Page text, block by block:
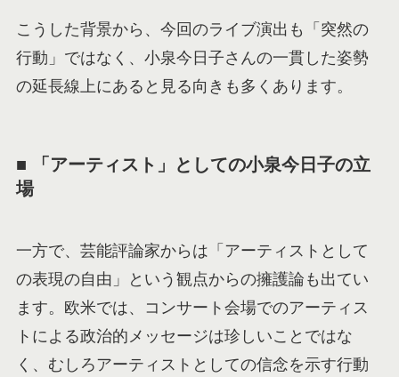
こうした背景から、今回のライブ演出も「突然の
行動」ではなく、小泉今日子さんの一貫した姿勢
の延長線上にあると見る向きも多くあります。
■ 「アーティスト」としての小泉今日子の立
場
一方で、芸能評論家からは「アーティストとして
の表現の自由」という観点からの擁護論も出てい
ます。欧米では、コンサート会場でのアーティス
トによる政治的メッセージは珍しいことではな
く、むしろアーティストとしての信念を示す行動